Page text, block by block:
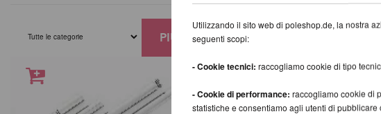
PIÙ FILTRI
Utilizzando il sito web di poleshop.de, la nostra
seguenti scopi:
- Cookie tecnici: raccogliamo cookie di tipo
- Cookie di performance: raccogliamo cookie di
statistiche e consentiamo agli utenti di pubblicare